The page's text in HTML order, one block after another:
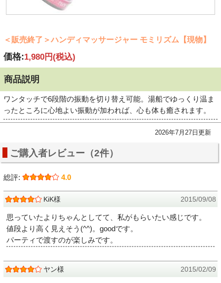
＜販売終了＞ハンディマッサージャー モミリズム【現物】
価格:1,980円(税込)
商品説明
ワンタッチで6段階の振動を切り替え可能。湯船でゆっくり温ま
ったところに心地よい振動が加われば、心も体も癒されます。
2026年7月27日更新
ご購入者レビュー（2件）
総評: 4.0
KiK様 2015/09/08
思っていたよりちゃんとしてて、私がもらいたい感じです。
値段より高く見えそう(^^)。goodです。
パーティで渡すのが楽しみです。
ヤン様 2015/02/09